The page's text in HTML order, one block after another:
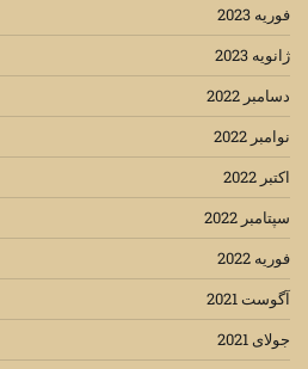
فوریه 2023
ژانویه 2023
دسامبر 2022
نوامبر 2022
اکتبر 2022
سپتامبر 2022
فوریه 2022
آگوست 2021
جولای 2021